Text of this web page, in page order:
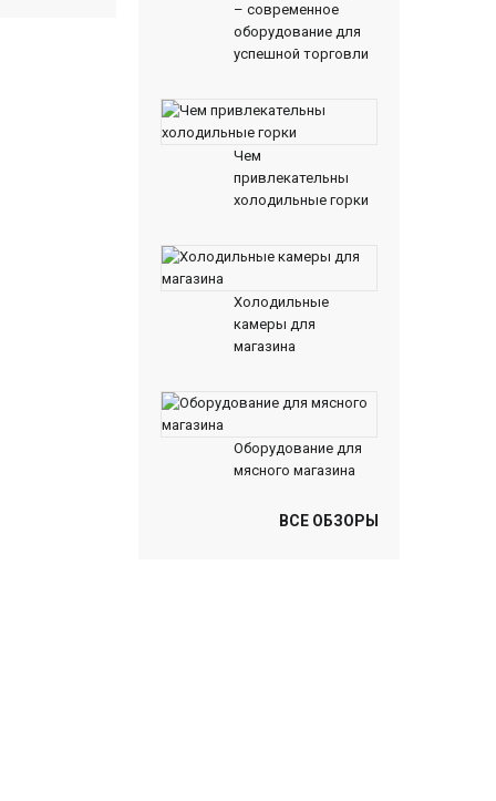
– современное
оборудование для
успешной торговли
Чем
привлекательны
холодильные горки
Холодильные
камеры для
магазина
Оборудование для
мясного магазина
ВСЕ ОБЗОРЫ